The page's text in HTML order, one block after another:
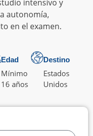
intensivo y
autonomía,
en el examen.
Edad
Mínimo
16 años
Destino
Estados
Unidos